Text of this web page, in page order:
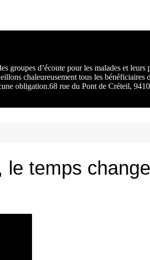
groupes d’écoute pour les malades et
chaleureusement tous les bénéficiaires
obligation.68 rue du Pont de Créteil,
le temps